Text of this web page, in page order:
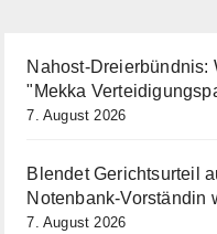
Nahost-Dreierbündnis:
"Mekka
7. August 2026
Blendet Gerichtsurteil
Notenbank-Vorständin
7. August 2026